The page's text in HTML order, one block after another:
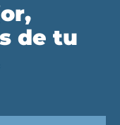
de tu